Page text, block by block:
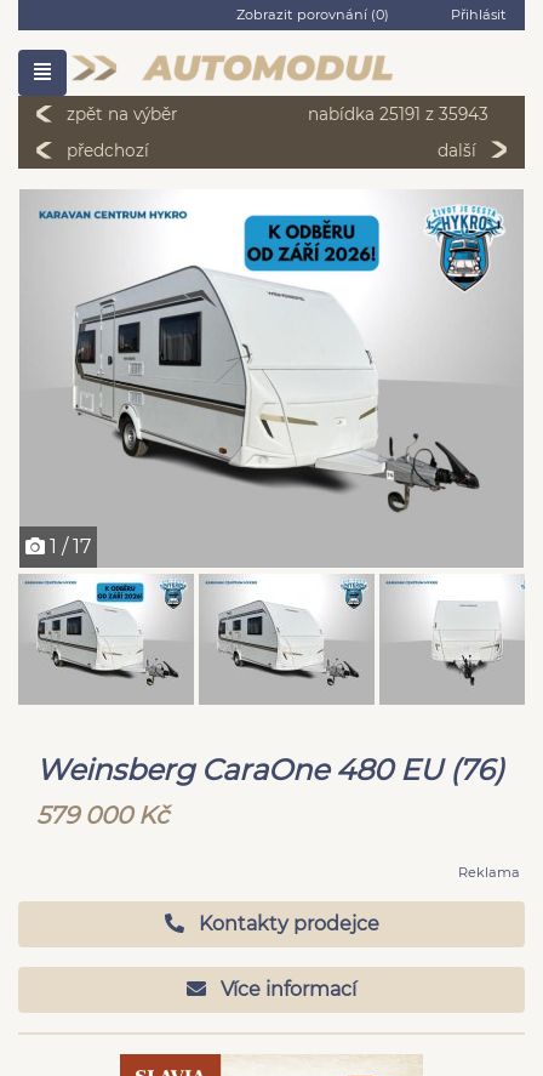
Zobrazit porovnání (0) Přihlásit
zpět na výběr
nabídka 25191 z 35943
předchozí
další
1 / 17
Weinsberg CaraOne 480 EU (76)
579 000 Kč
Reklama
Kontakty prodejce
Více informací